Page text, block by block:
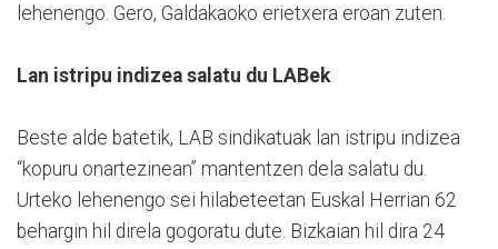
lehenengo. Gero, Galdakaoko erietxera eroan zuten.
Lan istripu indizea salatu du LABek
Beste alde batetik, LAB sindikatuak lan istripu indizea
“kopuru onartezinean” mantentzen dela salatu du.
Urteko lehenengo sei hilabeteetan Euskal Herrian 62
behargin hil direla gogoratu dute. Bizkaian hil dira 24